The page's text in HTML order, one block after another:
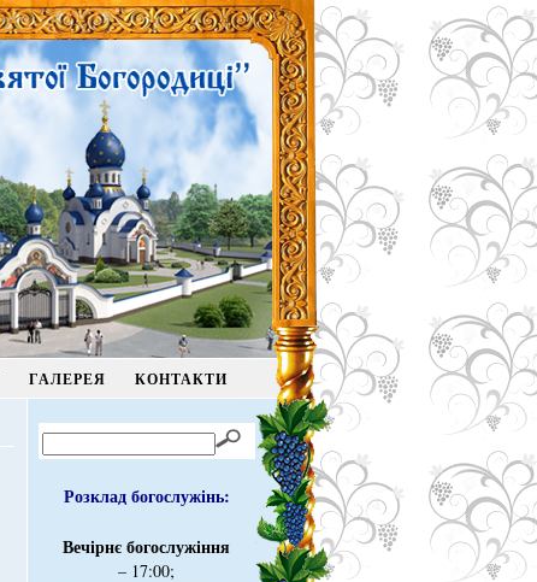
ГАЛЕРЕЯ КОНТАКТИ
Розклад богослужінь:
Вечірнє богослужіння
– 17:00;